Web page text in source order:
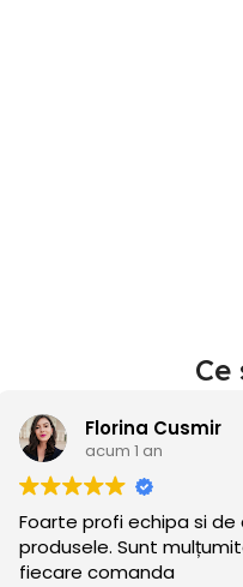
Di Di
acum 1 an
Promptitudine,
implicare -WOW - ei
asigura ca cerintele sa